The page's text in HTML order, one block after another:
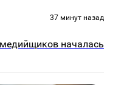
37 минут назад
началась